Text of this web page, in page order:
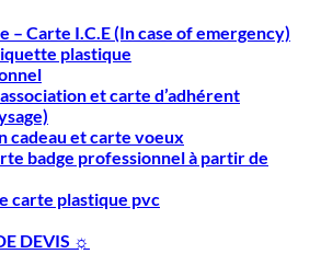
– Carte I.C.E (In case of emergency)
plastique
et carte d’adhérent
cadeau et carte voeux
badge professionnel à partir de
carte plastique pvc
DEVIS ☼